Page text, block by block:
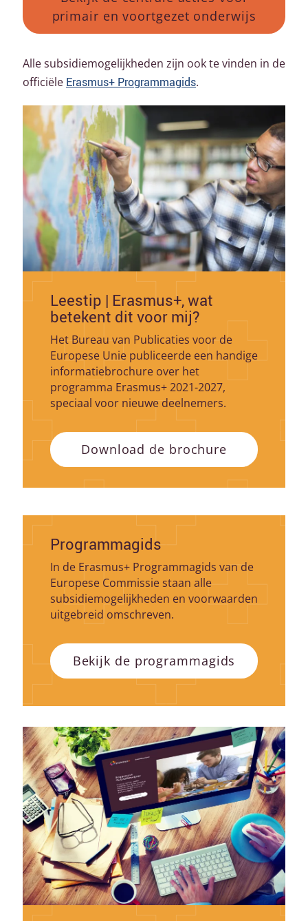
Leestip | Erasmus+, wat
betekent dit voor mij?
Het Bureau van Publicaties voor de
Europese Unie publiceerde een handige
informatiebrochure over het
programma Erasmus+ 2021-2027,
speciaal voor nieuwe deelnemers.
Download de brochure
Programmagids
In de Erasmus+ Programmagids van de
Europese Commissie staan alle
subsidiemogelijkheden en voorwaarden
uitgebreid omschreven.
Bekijk de programmagids
primair en voortgezet onderwijs
Allesubsidiemogelijkheden zijn ook te vinden in de
officiële Erasmus+ Programmagids.